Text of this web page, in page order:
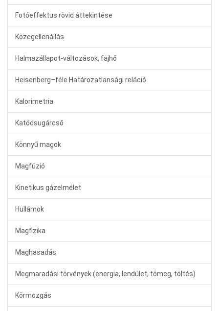
Fotóeffektus rövid áttekintése
Közegellenállás
Halmazállapot-változások, fajhő
Heisenberg–féle Határozatlansági reláció
Kalorimetria
Katódsugárcső
Könnyű magok
Magfúzió
Kinetikus gázelmélet
Hullámok
Magfizika
Maghasadás
Megmaradási törvények (energia, lendület, tömeg, töltés)
Körmozgás